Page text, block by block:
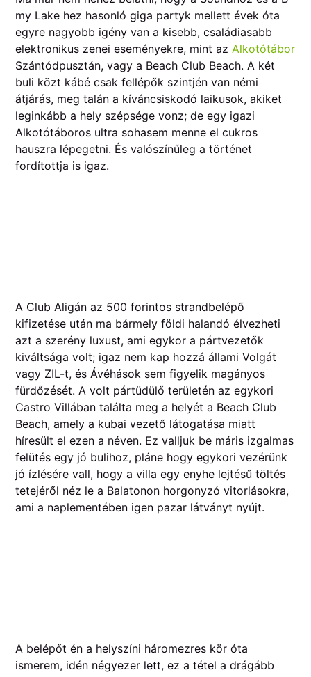
my Lake hez hasonló giga partyk mellett évek óta
egyre nagyobb igény van a kisebb, családiasabb
elektronikus zenei eseményekre, mint az Alkotótábor
Szántódpusztán, vagy a Beach Club Beach. A két
buli közt kábé csak fellépők szintjén van némi
átjárás, meg talán a kíváncsiskodó laikusok, akiket
leginkább a hely szépsége vonz; de egy igazi
Alkotótáboros ultra sohasem menne el cukros
hauszra lépegetni. És valószínűleg a történet
fordítottja is igaz.
A Club Aligán az 500 forintos strandbelépő
kifizetése után ma bármely földi halandó élvezheti
azt a szerény luxust, ami egykor a pártvezetők
kiváltsága volt; igaz nem kap hozzá állami Volgát
vagy ZIL-t, és Ávéhások sem figyelik magányos
fürdőzését. A volt pártüdülő területén az egykori
Castro Villában találta meg a helyét a Beach Club
Beach, amely a kubai vezető látogatása miatt
híresült el ezen a néven. Ez valljuk be máris izgalmas
felütés egy jó bulihoz, pláne hogy egykori vezérünk
jó ízlésére vall, hogy a villa egy enyhe lejtésű töltés
tetejéről néz le a Balatonon horgonyzó vitorlásokra,
ami a naplementében igen pazar látványt nyújt.
A belépőt én a helyszíni háromezres kör óta
ismerem, idén négyezer lett, ez a tétel a drágább